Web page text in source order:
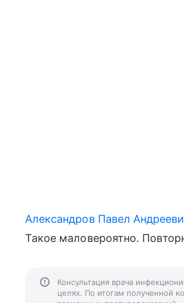
Александров Павел
Такое маловероятно.
Консультация врача
целях. По итогам полученной